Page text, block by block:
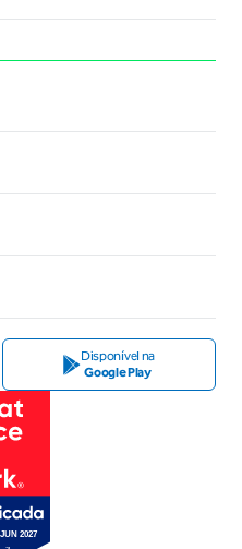
Disponível na
Google Play